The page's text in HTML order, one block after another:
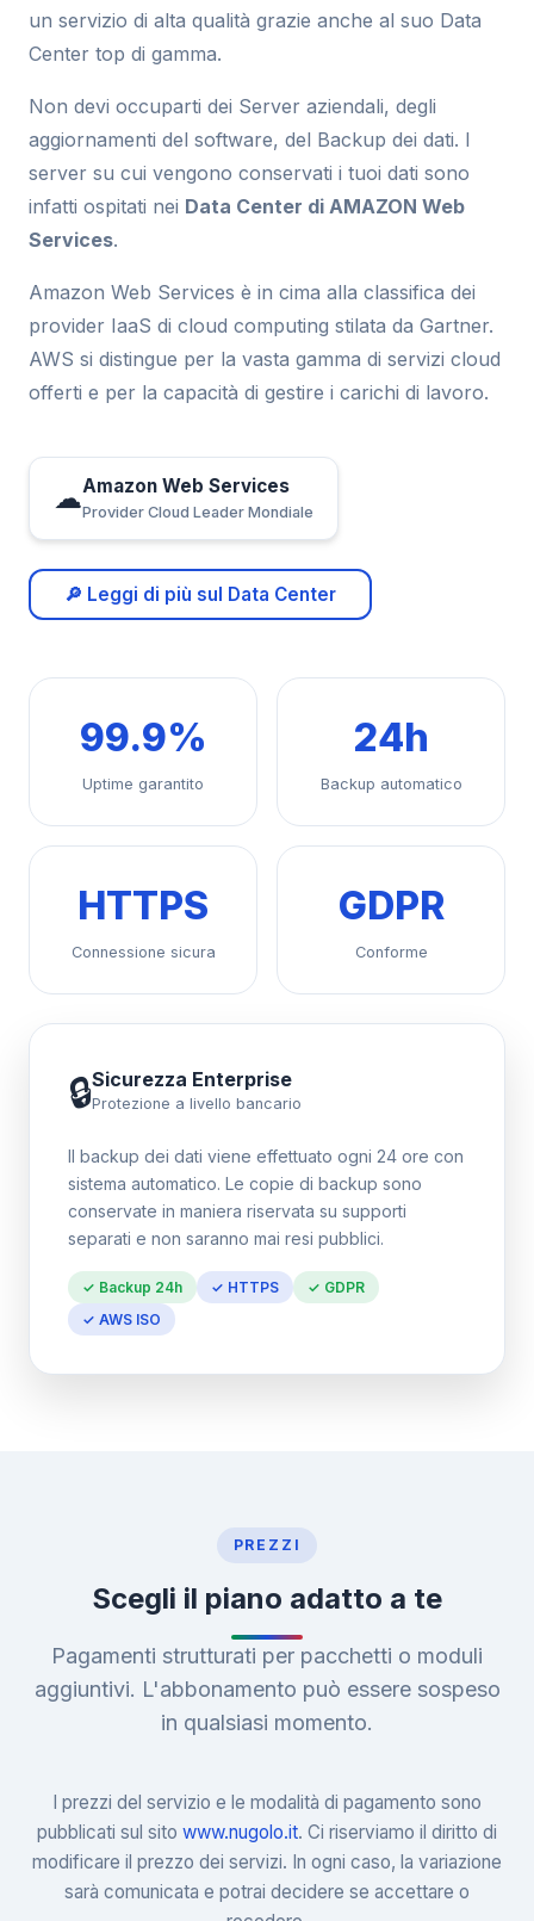
un servizio di alta qualità grazie anche al suo Data
Center top di gamma.
Non devi occuparti dei Server aziendali, degli
aggiornamenti del software, del Backup dei dati. I
server su cui vengono conservati i tuoi dati sono
infatti ospitati nei Data Center di AMAZON Web
Services.
Amazon Web Services è in cima alla classifica dei
provider IaaS di cloud computing stilata da Gartner.
AWS si distingue per la vasta gamma di servizi cloud
offerti e per la capacità di gestire i carichi di lavoro.
☁Amazon Web Services
Provider Cloud Leader Mondiale
🔎 Leggi di più sul Data Center
99.9%
Uptime garantito
24h
Backup automatico
HTTPS
Connessione sicura
GDPR
Conforme
🔒Sicurezza Enterprise
Protezione a livello bancario
Il backup dei dati viene effettuato ogni 24 ore con
sistema automatico. Le copie di backup sono
conservate in maniera riservata su supporti
separati e non saranno mai resi pubblici.
✓ Backup 24h ✓ HTTPS
✓ GDPR
✓ AWS ISO
PREZZI
Scegli il piano adatto a te
Pagamenti strutturati per pacchetti o moduli
aggiuntivi. L'abbonamento può essere sospeso
in qualsiasi momento.
I prezzi del servizio e le modalità di pagamento sono
pubblicati sul sito www.nugolo.it. Ci riserviamo il diritto di
modificare il prezzo dei servizi. In ogni caso, la variazione
sarà comunicata e potrai decidere se accettare o